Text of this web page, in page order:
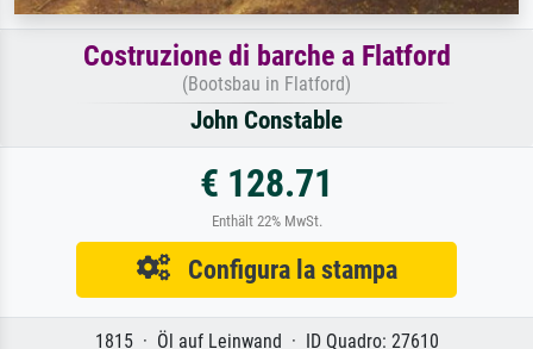
Costruzione di barche a Flatford
(Bootsbau in Flatford)
John Constable
€ 128.71
Enthält 22% MwSt.
Configura la stampa
1815 · Öl auf Leinwand · ID Quadro: 27610